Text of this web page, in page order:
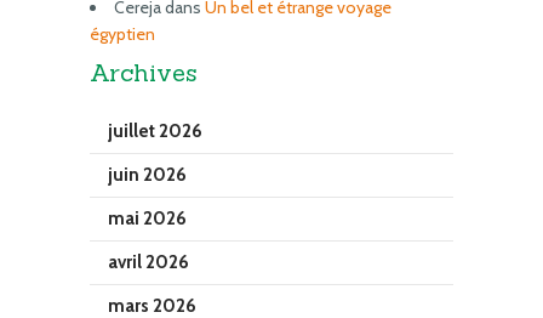
Cerejadans Un bel et étrange voyage
égyptien
Archives
juillet 2026
juin 2026
mai 2026
avril 2026
mars 2026